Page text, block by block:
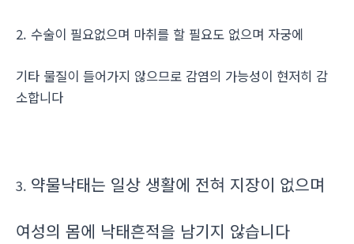
2. 수술이 필요없으며 마취를 할 필요도 없으며 자궁에
기타 물질이 들어가지 않으므로 감염의 가능성이 현저히 감
소합니다
3. 약물낙태는 일상 생활에 전혀 지장이 없으며
여성의 몸에 낙태흔적을 남기지 않습니다